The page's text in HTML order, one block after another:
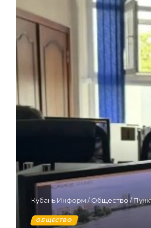
Кубань Информ /Общество /
ОБЩЕСТВО